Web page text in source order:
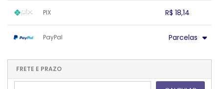
PIX R$ 18,14
.
PayPal Parcelas
...
....
FRETE E PRAZO